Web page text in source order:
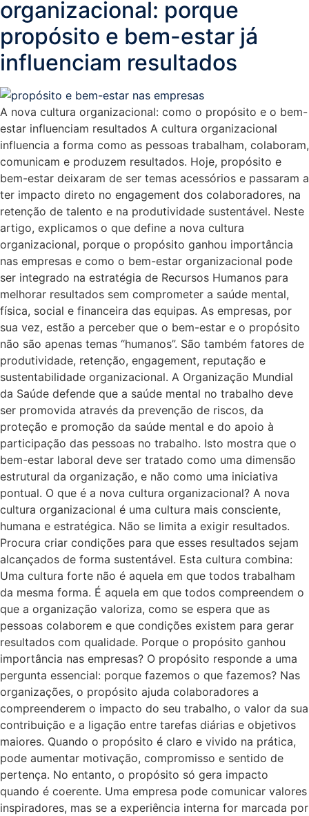
organizacional: porque
propósito e bem-estar já
influenciam resultados
A nova cultura organizacional: como o propósito e o bem-
estar influenciam resultados A cultura organizacional
influencia a forma como as pessoas trabalham, colaboram,
comunicam e produzem resultados. Hoje, propósito e
bem-estar deixaram de ser temas acessórios e passaram a
ter impacto direto no engagement dos colaboradores, na
retenção de talento e na produtividade sustentável. Neste
artigo, explicamos o que define a nova cultura
organizacional, porque o propósito ganhou importância
nas empresas e como o bem-estar organizacional pode
ser integrado na estratégia de Recursos Humanos para
melhorar resultados sem comprometer a saúde mental,
física, social e financeira das equipas. As empresas, por
sua vez, estão a perceber que o bem-estar e o propósito
não são apenas temas “humanos”. São também fatores de
produtividade, retenção, engagement, reputação e
sustentabilidade organizacional. A Organização Mundial
da Saúde defende que a saúde mental no trabalho deve
ser promovida através da prevenção de riscos, da
proteção e promoção da saúde mental e do apoio à
participação das pessoas no trabalho. Isto mostra que o
bem-estar laboral deve ser tratado como uma dimensão
estrutural da organização, e não como uma iniciativa
pontual. O que é a nova cultura organizacional? A nova
cultura organizacional é uma cultura mais consciente,
humana e estratégica. Não se limita a exigir resultados.
Procura criar condições para que esses resultados sejam
alcançados de forma sustentável. Esta cultura combina:
Uma cultura forte não é aquela em que todos trabalham
da mesma forma. É aquela em que todos compreendem o
que a organização valoriza, como se espera que as
pessoas colaborem e que condições existem para gerar
resultados com qualidade. Porque o propósito ganhou
importância nas empresas? O propósito responde a uma
pergunta essencial: porque fazemos o que fazemos? Nas
organizações, o propósito ajuda colaboradores a
compreenderem o impacto do seu trabalho, o valor da sua
contribuição e a ligação entre tarefas diárias e objetivos
maiores. Quando o propósito é claro e vivido na prática,
pode aumentar motivação, compromisso e sentido de
pertença. No entanto, o propósito só gera impacto
quando é coerente. Uma empresa pode comunicar valores
inspiradores, mas se a experiência interna for marcada por